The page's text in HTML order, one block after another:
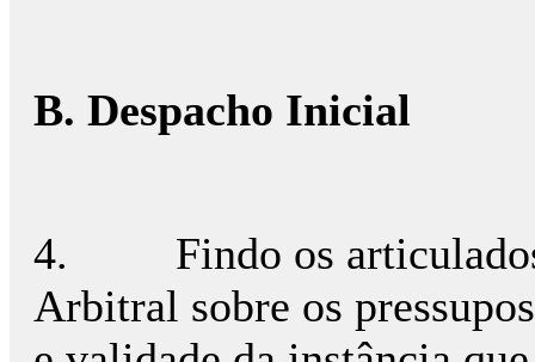
B. Despacho Inicial
4. Findo os articulados
Arbitral sobre os